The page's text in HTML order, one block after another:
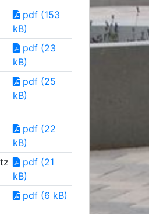
pdf (153
kB)
pdf (23
kB)
pdf (25
kB)
pdf (22
kB)
pdf (21
kB)
pdf (6 kB)